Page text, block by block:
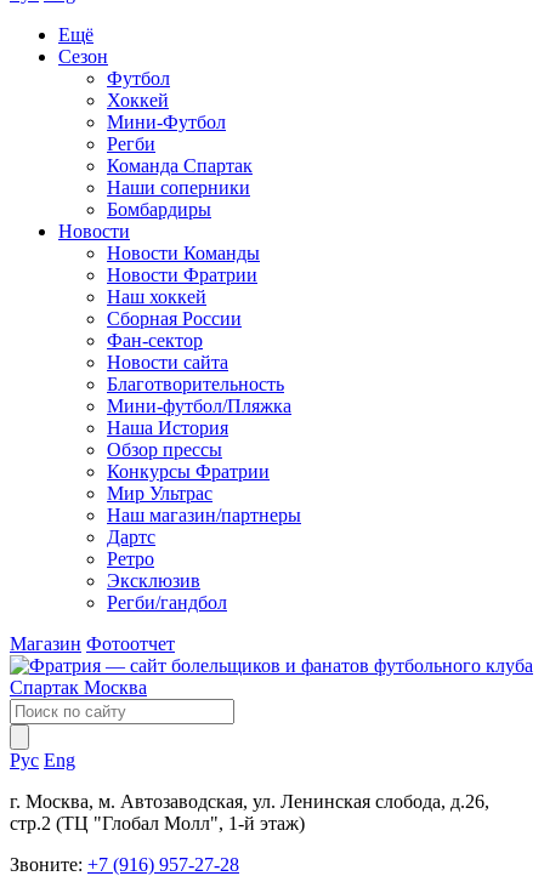
Ещё
Сезон
Футбол
Хоккей
Мини-Футбол
Регби
Команда Спартак
Наши соперники
Бомбардиры
Новости
Новости Команды
Новости Фратрии
Наш хоккей
Сборная России
Фан-cектор
Новости сайта
Благотворительность
Мини-футбол/Пляжка
Наша История
Обзор прессы
Конкурсы Фратрии
Мир Ультрас
Наш магазин/партнеры
Дартс
Ретро
Эксклюзив
Регби/гандбол
Магазин Фотоотчет
Рус Eng
г. Москва, м. Автозаводская, ул. Ленинская слобода, д.26,
стр.2 (ТЦ "Глобал Молл", 1-й этаж)
Звоните: +7 (916) 957-27-28